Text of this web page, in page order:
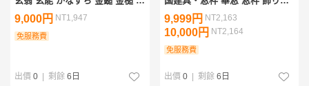
ンマー 661g 大工道具 工具
9,000円 NT1,947
免服務費
出價 0 剩餘 6日
扉 門扉 格子 組子 欄間サイズ
41cm×81cm
9,999円 NT2,163
10,000円 NT2,164
免服務費
出價 0 剩餘 6日